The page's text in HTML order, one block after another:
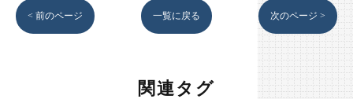
< 前のページ 一覧に戻る 次のページ >
関連タグ